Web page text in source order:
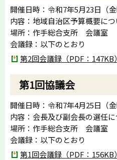
開催日時：令和7年5月23日（金
内容：地域自治区予算概要に
場所：作手総合支所 会議室
会議録：以下のとおり
第2回会議録（PDF：147KB）
第1回協議会
開催日時：令和7年4月25日（金
内容：会長及び副会長の選任
場所：作手総合支所 会議室
会議録：以下のとおり
第1回会議録（PDF：156KB）